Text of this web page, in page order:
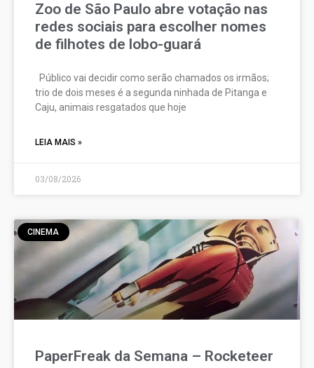
Zoo de São Paulo abre votação nas
redes sociais para escolher nomes
de filhotes de lobo-guará
Público vai decidir como serão chamados os irmãos;
trio de dois meses é a segunda ninhada de Pitanga e
Caju, animais resgatados que hoje
LEIA MAIS »
03/08/2026
CINEMA
PaperFreak da Semana – Rocketeer